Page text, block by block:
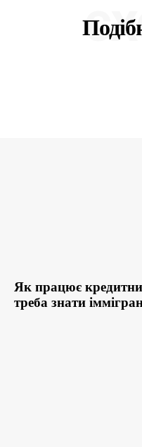
Як працює
треба знати